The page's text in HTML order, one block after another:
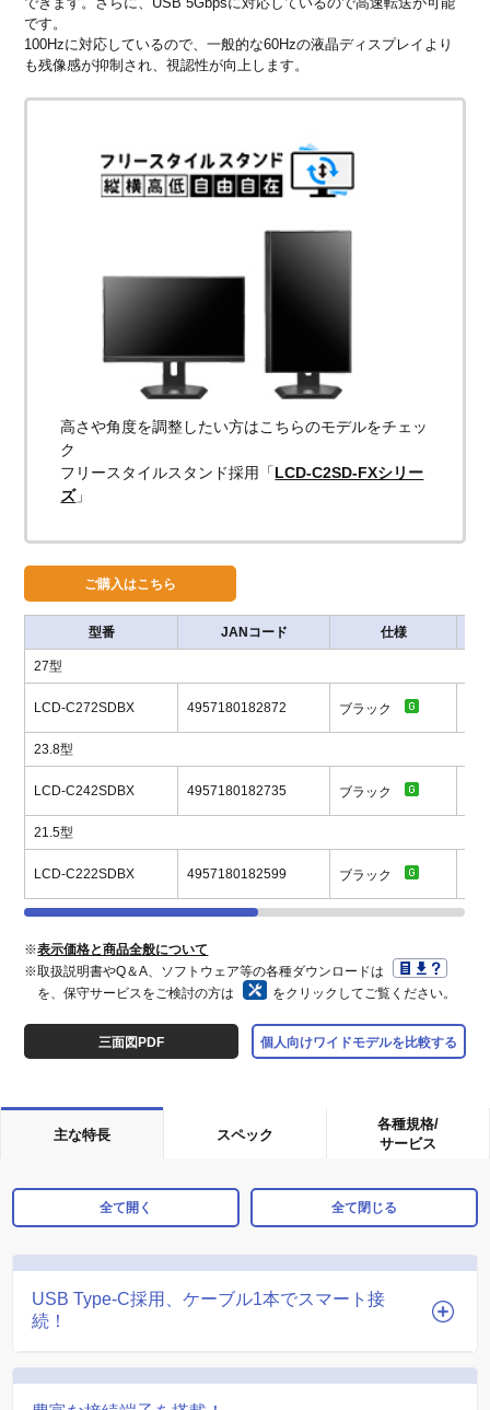
です。
100Hzに対応しているので、一般的な60Hzの液晶ディスプレイより
も残像感が抑制され、視認性が向上します。
高さや角度を調整したい方はこちらのモデルをチェッ
ク
フリースタイルスタンド採用「LCD-C2SD-FXシリー
ズ」
型番 JANコード 仕様
27型
LCD-C272SDBX 4957180182872 ブラック
23.8型
LCD-C242SDBX 4957180182735 ブラック
21.5型
LCD-C222SDBX 4957180182599 ブラック
※表示価格と商品全般について
※取扱説明書やQ＆A、ソフトウェア等の各種ダウンロードは
を、保守サービスをご検討の方は
をクリックしてご覧ください。
三面図PDF 個人向けワイドモデルを比較する
主な特長 スペック
各種規格/
サービス
全て開く 全て閉じる
USB Type-C採用、ケーブル1本でスマート接
続！